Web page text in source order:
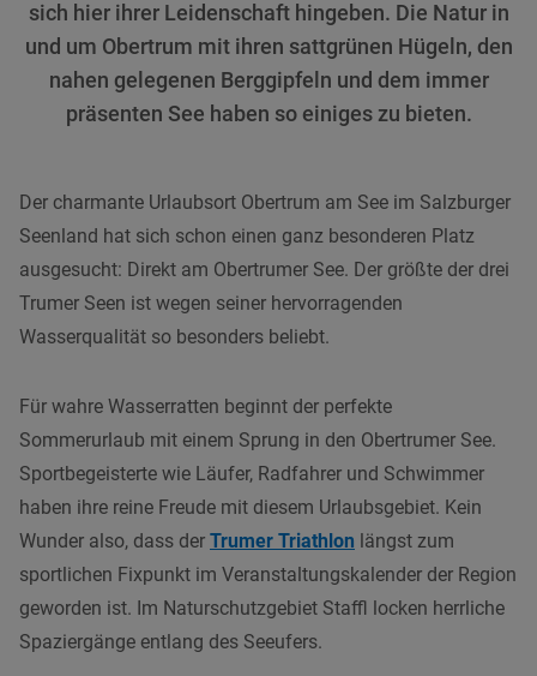
sich hier ihrer Leidenschaft hingeben. Die Natur in
und um Obertrum mit ihren sattgrünen Hügeln, den
nahen gelegenen Berggipfeln und dem immer
präsenten See haben so einiges zu bieten.
Der charmante Urlaubsort Obertrum am See im Salzburger
Seenland hat sich schon einen ganz besonderen Platz
ausgesucht: Direkt am Obertrumer See. Der größte der drei
Trumer Seen ist wegen seiner hervorragenden
Wasserqualität so besonders beliebt.
Für wahre Wasserratten beginnt der perfekte
Sommerurlaub mit einem Sprung in den Obertrumer See.
Sportbegeisterte wie Läufer, Radfahrer und Schwimmer
haben ihre reine Freude mit diesem Urlaubsgebiet. Kein
Wunder also, dass der Trumer Triathlon längst zum
sportlichen Fixpunkt im Veranstaltungskalender der Region
geworden ist. Im Naturschutzgebiet Staffl locken herrliche
Spaziergänge entlang des Seeufers.